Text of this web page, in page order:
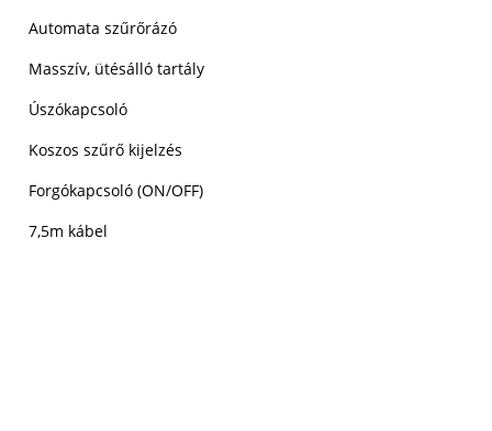
Automata szűrőrázó
Masszív, ütésálló tartály
Úszókapcsoló
Koszos szűrő kijelzés
Forgókapcsoló (ON/OFF)
7,5m kábel